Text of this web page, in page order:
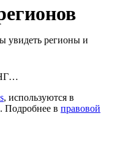
увидеть регионы и
, используются в
Подробнее в правовой